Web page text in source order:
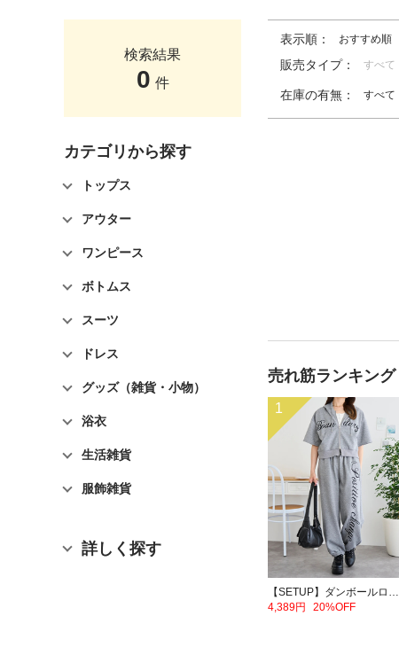
検索結果
0 件
カテゴリから探す
トップス
アウター
ワンピース
ボトムス
スーツ
ドレス
グッズ（雑貨・小物）
浴衣
生活雑貨
服飾雑貨
詳しく探す
表示順： おすすめ順
販売タイプ： すべて
在庫の有無： すべて
売れ筋ランキング
1
【SETUP】ダンボールロゴダブルZIP半袖パーカー×スウェットパンツ
4,389円
20%OFF